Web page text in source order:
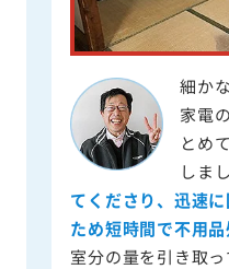
細か
家電
とめ
しま
てくださり、迅速
ため短時間で不用品
室分の量を引き取